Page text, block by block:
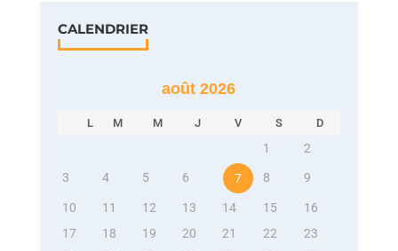
CALENDRIER
août 2026
L M M J V S D
1 2
3 4 5 6 7 8 9
10 11 12 13 14 15
16
17
18 19 20 21 22
23